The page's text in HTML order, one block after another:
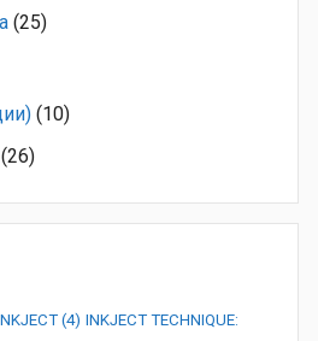
(25)
(10)
(26)
(4) INKJECT TECHNIQUE: